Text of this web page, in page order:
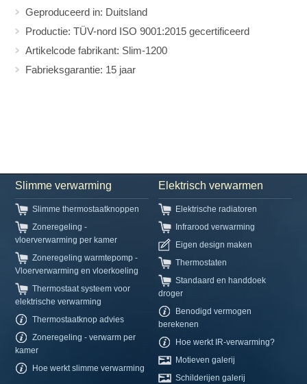
Geproduceerd in: Duitsland
Productie: TÜV-nord ISO 9001:2015 gecertificeerd
Artikelcode fabrikant: Slim-1200
Fabrieksgarantie: 15 jaar
Slimme verwarming
Slimme thermostaatknoppen
Zoneregeling -
vloerverwarming per kamer
Zoneregeling warmtepomp -
Vloerverwarming en vloerkoeling
Thermostaat systeem voor
elektrische verwarming
Thermostaatknop advies
Zoneregeling - verwarm per
kamer
Hoe werkt slimme verwarming
Elektrisch verwarmen
Elektrische radiatoren
Infrarood verwarming
Eigen design maken
Thermostaten
Standaard en handdoek
droger
Benodigd vermogen
berekenen
Hoe werkt IR-verwarming?
Motieven galerij
Schilderijen galerij